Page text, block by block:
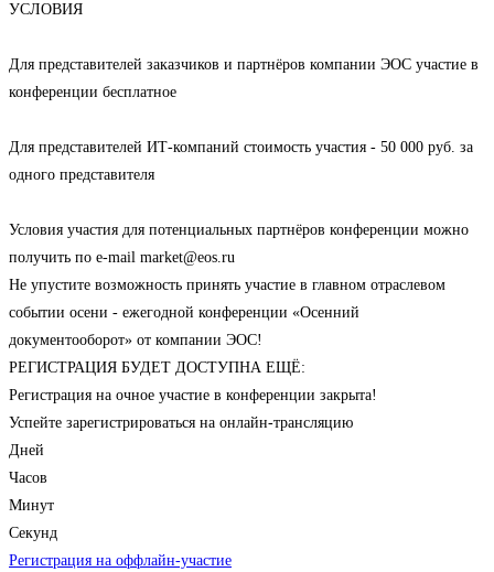
УСЛОВИЯ
Для представителей заказчиков и партнёров компании ЭОС участие в
конференции бесплатное
Для представителей ИТ-компаний стоимость участия - 50 000 руб. за
одного представителя
Условия участия для потенциальных партнёров конференции можно
получить по e-mail market@eos.ru
Не упустите возможность принять участие в главном отраслевом
событии осени - ежегодной конференции «Осенний
документооборот» от компании ЭОС!
РЕГИСТРАЦИЯ БУДЕТ ДОСТУПНА ЕЩЁ:
Регистрация на очное участие в конференции закрыта!
Успейте зарегистрироваться на онлайн-трансляцию
Дней
Часов
Минут
Секунд
Регистрация на оффлайн-участие